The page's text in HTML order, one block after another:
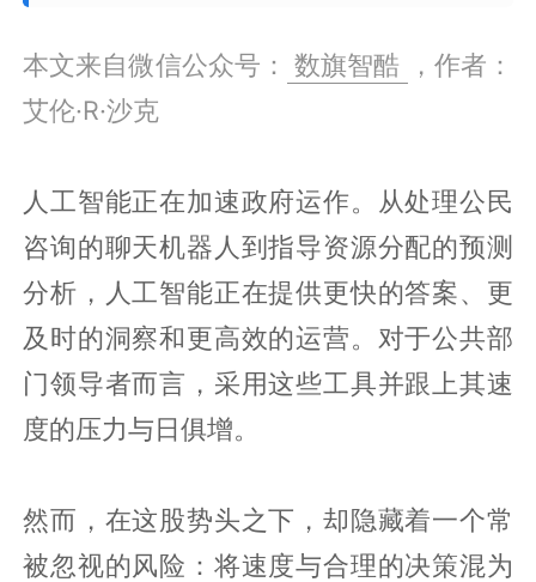
本文来自微信公众号： 数旗智酷
，作者：
艾伦·R·沙克
人工智能正在加速政府运作。从处理公民
咨询的聊天机器人到指导资源分配的预测
分析，人工智能正在提供更快的答案、更
及时的洞察和更高效的运营。对于公共部
门领导者而言，采用这些工具并跟上其速
度的压力与日俱增。
然而，在这股势头之下，却隐藏着一个常
被忽视的风险：将速度与合理的决策混为